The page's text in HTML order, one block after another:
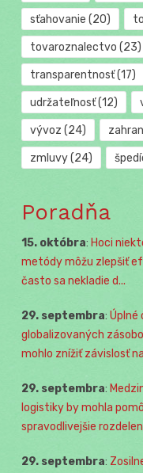
sťahovanie (20)
tovaroznalectvo (23)
transparentnosť(17)
udržateľnosť(12)
vývoz (24)
zmluvy(24)
Poradňa
15. októbra: Hoci
metódy môžu zlepšiť
často sa nekladie d...
29. septembra: Úplné
globalizovaných
mohlo znížiť závislosť
29. septembra:
logistiky by mohla
spravodlivejšie
29. septembra: